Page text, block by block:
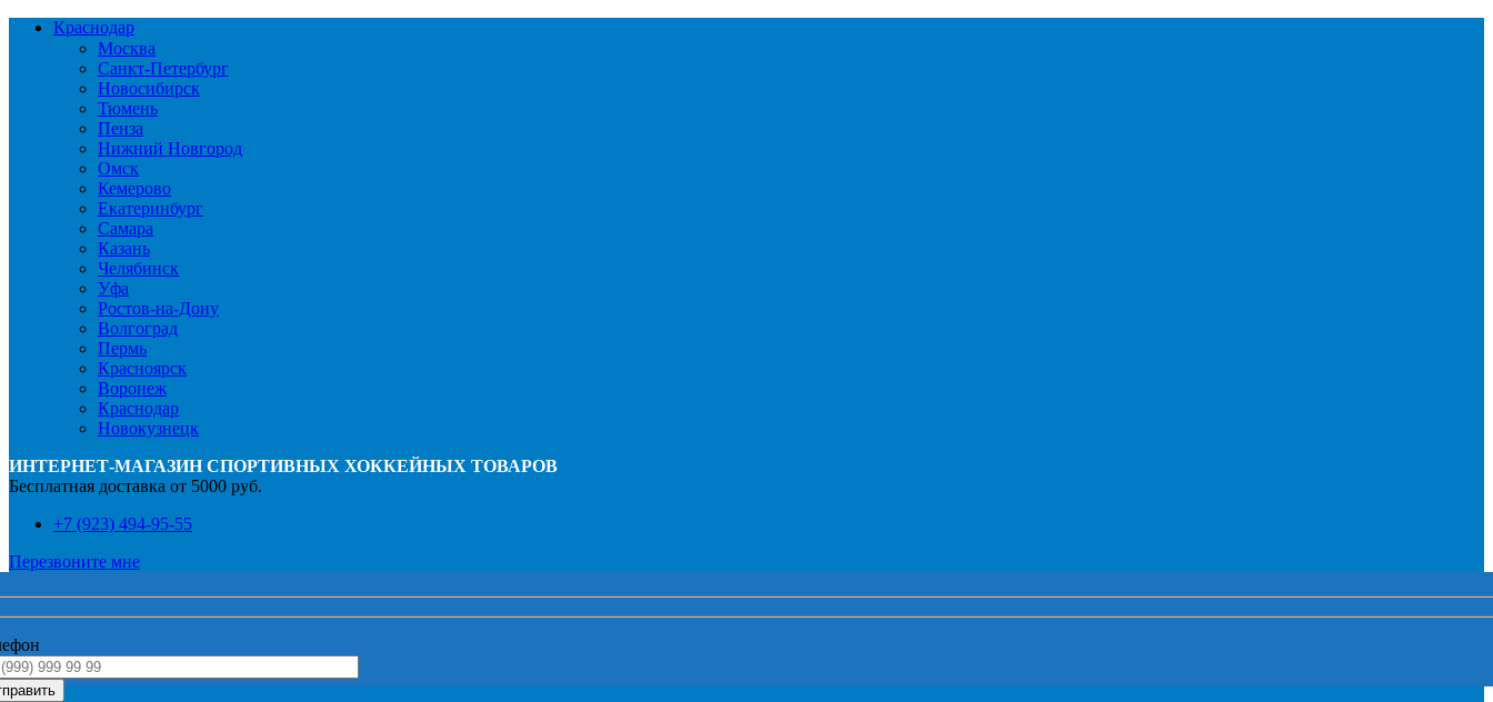
Краснодар
Москва
Санкт-Петербург
Новосибирск
Тюмень
Пенза
Нижний Новгород
Омск
Кемерово
Екатеринбург
Самара
Казань
Челябинск
Уфа
Ростов-на-Дону
Волгоград
Пермь
Красноярск
Воронеж
Краснодар
Новокузнецк
ИНТЕРНЕТ-МАГАЗИН СПОРТИВНЫХ ХОККЕЙНЫХ ТОВАРОВ
Бесплатная доставка от 5000 руб.
+7 (923) 494-95-55
Перезвоните мне